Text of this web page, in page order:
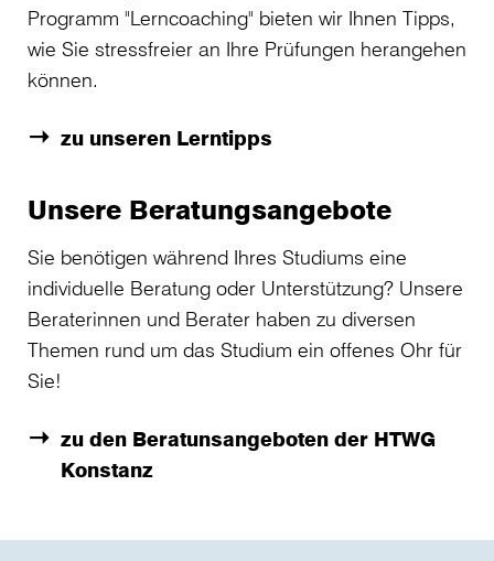
Programm "Lerncoaching" bieten wir Ihnen Tipps,
wie Sie stressfreier an Ihre Prüfungen herangehen
können.
zu unseren Lerntipps
Unsere Beratungsangebote
Sie benötigen während Ihres Studiums eine
individuelle Beratung oder Unterstützung? Unsere
Beraterinnen und Berater haben zu diversen
Themen rund um das Studium ein offenes Ohr für
Sie!
zu den Beratunsangeboten der HTWG
Konstanz